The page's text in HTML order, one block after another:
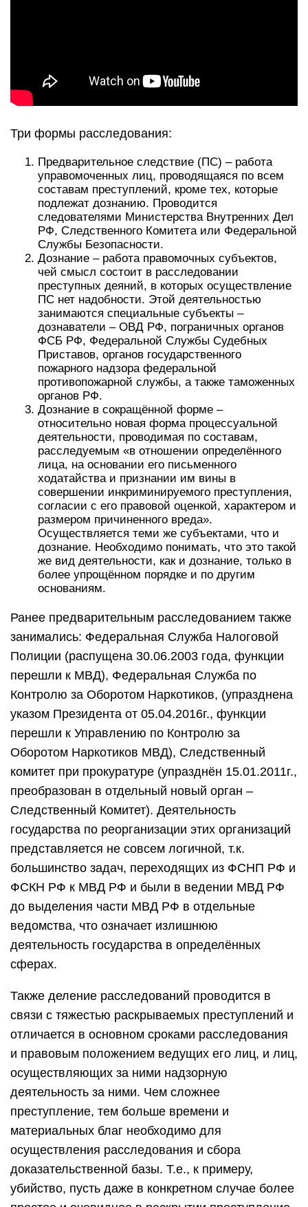
Три формы расследования:
Предварительное следствие (ПС) – работа
управомоченных лиц, проводящаяся по всем
составам преступлений, кроме тех, которые
подлежат дознанию. Проводится
следователями Министерства Внутренних Дел
РФ, Следственного Комитета или Федеральной
Службы Безопасности.
Дознание – работа правомочных субъектов,
чей смысл состоит в расследовании
преступных деяний, в которых осуществление
ПС нет надобности. Этой деятельностью
занимаются специальные субъекты –
дознаватели – ОВД РФ, пограничных органов
ФСБ РФ, Федеральной Службы Судебных
Приставов, органов государственного
пожарного надзора федеральной
противопожарной службы, а также таможенных
органов РФ.
Дознание в сокращённой форме –
относительно новая форма процессуальной
деятельности, проводимая по составам,
расследуемым «в отношении определённого
лица, на основании его письменного
ходатайства и признании им вины в
совершении инкриминируемого преступления,
согласии с его правовой оценкой, характером и
размером причиненного вреда».
Осуществляется теми же субъектами, что и
дознание. Необходимо понимать, что это такой
же вид деятельности, как и дознание, только в
более упрощённом порядке и по другим
основаниям.
Ранее предварительным расследованием также
занимались: Федеральная Служба Налоговой
Полиции (распущена 30.06.2003 года, функции
перешли к МВД), Федеральная Служба по
Контролю за Оборотом Наркотиков, (упразднена
указом Президента от 05.04.2016г., функции
перешли к Управлению по Контролю за
Оборотом Наркотиков МВД), Следственный
комитет при прокуратуре (упразднён 15.01.2011г.,
преобразован в отдельный новый орган –
Следственный Комитет). Деятельность
государства по реорганизации этих организаций
представляется не совсем логичной, т.к.
большинство задач, переходящих из ФСНП РФ и
ФСКН РФ к МВД РФ и были в ведении МВД РФ
до выделения части МВД РФ в отдельные
ведомства, что означает излишнюю
деятельность государства в определённых
сферах.
Также деление расследований проводится в
связи с тяжестью раскрываемых преступлений и
отличается в основном сроками расследования
и правовым положением ведущих его лиц, и лиц,
осуществляющих за ними надзорную
деятельность за ними. Чем сложнее
преступление, тем больше времени и
материальных благ необходимо для
осуществления расследования и сбора
доказательственной базы. Т.е., к примеру,
убийство, пусть даже в конкретном случае более